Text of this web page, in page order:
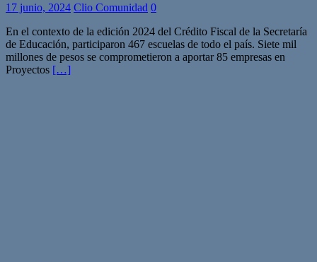
17 junio, 2024 Clio Comunidad 0
En el contexto de la edición 2024 del Crédito Fiscal de la Secretaría
de Educación, participaron 467 escuelas de todo el país. Siete mil
millones de pesos se comprometieron a aportar 85 empresas en
Proyectos […]